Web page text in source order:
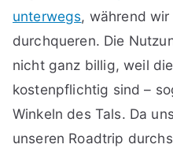
unterwegs, während
durchqueren. Die
nicht ganz billig, weil
kostenpflichtig sind –
Winkeln des Tals. Da
unseren Roadtrip